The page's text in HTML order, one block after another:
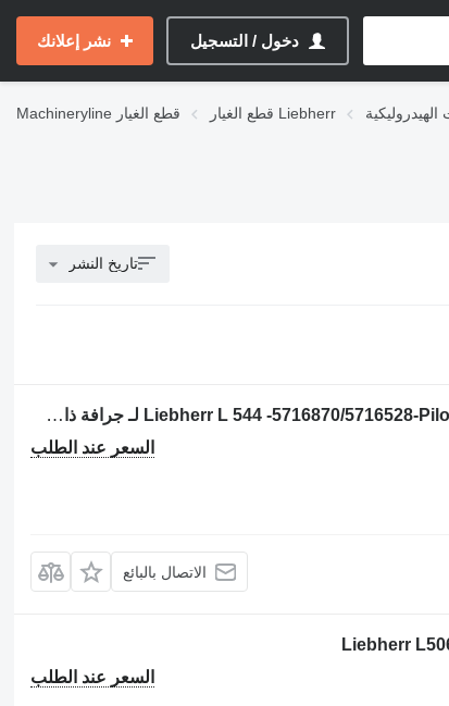
دخول / التسجيل نشر إعلانك
Machineryline قطع الغيار قطع الغيار Liebherr
تاريخ النشر
عصا تحكم الهيدروليكية Liebherr L 544 -5716870/5716528-Pilot control unit/Joystick لـ جرافة ذات عجلات
السعر عند الطلب
الاتصال بالبائع
السعر عند الطلب